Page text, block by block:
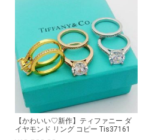
【かわいい♡新作】ティファニー ダ
イヤモンド リング コピー Tis37161